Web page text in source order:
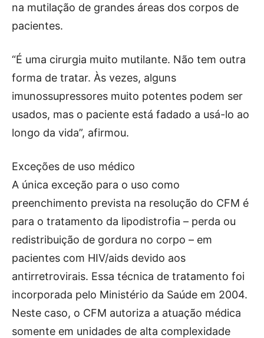
na mutilação de grandes áreas dos corpos de
pacientes.
“É uma cirurgia muito mutilante. Não tem outra
forma de tratar. Às vezes, alguns
imunossupressores muito potentes podem ser
usados, mas o paciente está fadado a usá-lo ao
longo da vida”, afirmou.
Exceções de uso médico
A única exceção para o uso como
preenchimento prevista na resolução do CFM é
para o tratamento da lipodistrofia – perda ou
redistribuição de gordura no corpo – em
pacientes com HIV/aids devido aos
antirretrovirais. Essa técnica de tratamento foi
incorporada pelo Ministério da Saúde em 2004.
Neste caso, o CFM autoriza a atuação médica
somente em unidades de alta complexidade